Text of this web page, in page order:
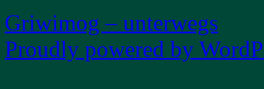
Griwimog – unterwegs
Proudly powered by